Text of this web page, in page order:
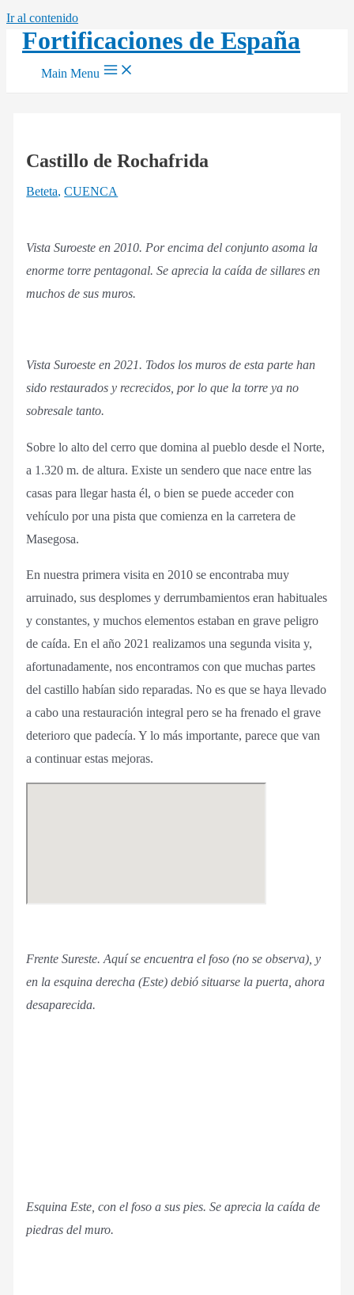
Ir al contenido
Fortificaciones de España
Main Menu
Castillo de Rochafrida
Beteta,CUENCA
Vista Suroeste en 2010. Por encima del conjunto asoma la
enorme torre pentagonal. Se aprecia la caída de sillares en
muchos de sus muros.
Vista Suroeste en 2021. Todos los muros de esta parte han
sido restaurados y recrecidos, por lo que la torre ya no
sobresale tanto.
Sobre lo alto del cerro que domina al pueblo desde el Norte,
a 1.320 m. de altura. Existe un sendero que nace entre las
casas para llegar hasta él, o bien se puede acceder con
vehículo por una pista que comienza en la carretera de
Masegosa.
En nuestra primera visita en 2010 se encontraba muy
arruinado, sus desplomes y derrumbamientos eran habituales
y constantes, y muchos elementos estaban en grave peligro
de caída. En el año 2021 realizamos una segunda visita y,
afortunadamente, nos encontramos con que muchas partes
del castillo habían sido reparadas. No es que se haya llevado
a cabo una restauración integral pero se ha frenado el grave
deterioro que padecía. Y lo más importante, parece que van
a continuar estas mejoras.
Frente Sureste. Aquí se encuentra el foso (no se observa), y
en la esquina derecha (Este) debió situarse la puerta, ahora
desaparecida.
Esquina Este, con el foso a sus pies. Se aprecia la caída de
piedras del muro.